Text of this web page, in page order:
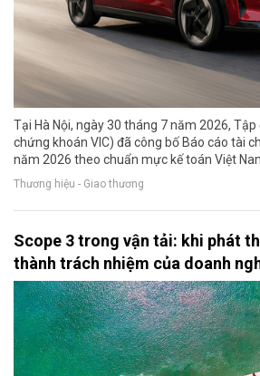
Tại Hà Nội, ngày 30 tháng 7 năm 2026,
chứng khoán VIC) đã công bố Báo cáo tài
năm 2026 theo chuẩn mực kế toán Việt
Thương hiệu - Giao thương
Scope 3 trong vận tải: khi phát
thành trách nhiệm của doanh